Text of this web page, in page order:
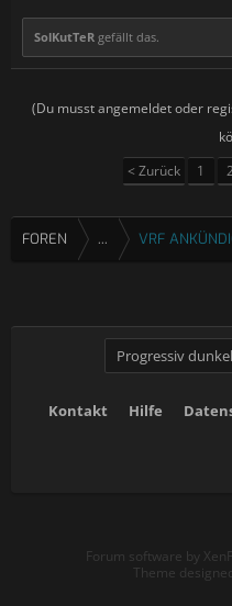
SolKutTeR gefällt das.
(Du musst angemeldet oder
< Zurück
1 2
FOREN ... VRF
Progressiv dunkel
Kontakt Hilfe
Forum software by
Theme